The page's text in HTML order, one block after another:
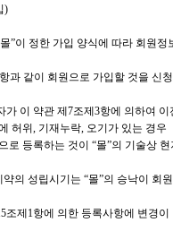
)
”이 정한 가입 양식에 따라 회원
과 같이 회원으로 가입할 것을 신
이 약관 제7조제3항에 의하여
허위, 기재누락, 오기가 있는 경우
로 등록하는 것이 “몰”의 기술상
의 성립시기는 “몰”의 승낙이 회
제1항에 의한 등록사항에 변경이